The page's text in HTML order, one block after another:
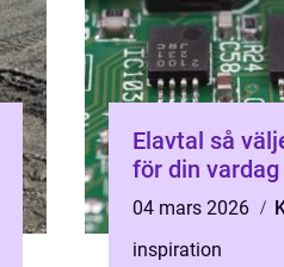
Elavtal så väljer du rätt avtal
för din vardag
04 mars 2026
inspiration